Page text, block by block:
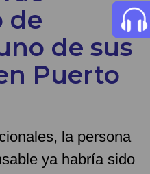
de
de sus
Puerto
la persona
ya habría sido